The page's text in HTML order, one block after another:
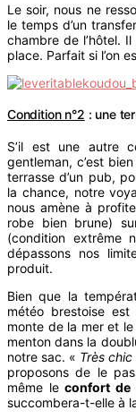
Le soir, nous ne
le temps d’un
chambre de l’hôtel.
place. Parfait si l’on
Condition n°2 : une
S’il est une autre
gentleman, c’est
terrasse d’un pub,
la chance, notre
nous amène à
robe bien brune)
(condition extrême
dépassons nos
produit.
Bien que la
météo brestoise
monte de la mer et
menton dans la
notre sac. « Très chic
proposons de le
même leconfort de
succombera-t-elle à